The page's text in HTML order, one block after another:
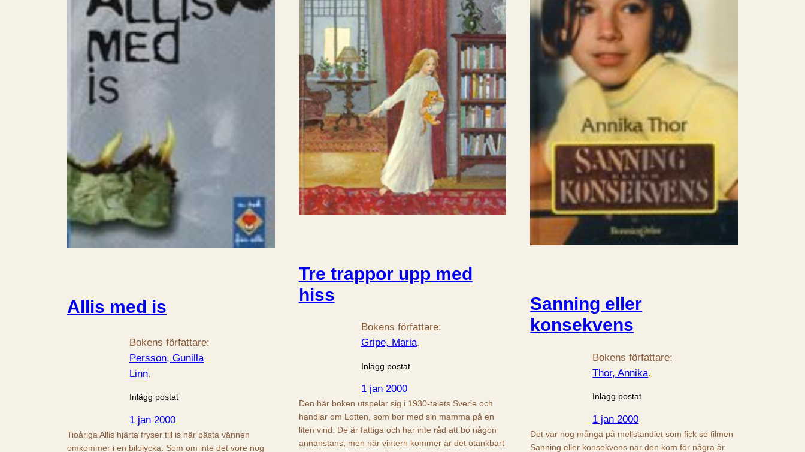
Allis med is
Bokens författare:
Persson, Gunilla
Linn.
Inlägg postat
1 jan 2000
Tioåriga Allis hjärta fryser till is när bästa vännen
omkommer i en bilolycka. Som om inte det vore nog
Tre trappor upp med
hiss
Bokens författare:
Gripe, Maria.
Inlägg postat
1 jan 2000
Den här boken utspelar sig i 1930-talets Sverie och
handlar om Lotten, som bor med sin mamma på en
liten vind. De är fattiga och har inte råd att bo någon
annanstans, men när vintern kommer är det otänkbart
Sanning eller
konsekvens
Bokens författare:
Thor, Annika.
Inlägg postat
1 jan 2000
Det var nog många på mellstandiet som fick se filmen
Sanning eller konsekvens när den kom för några år